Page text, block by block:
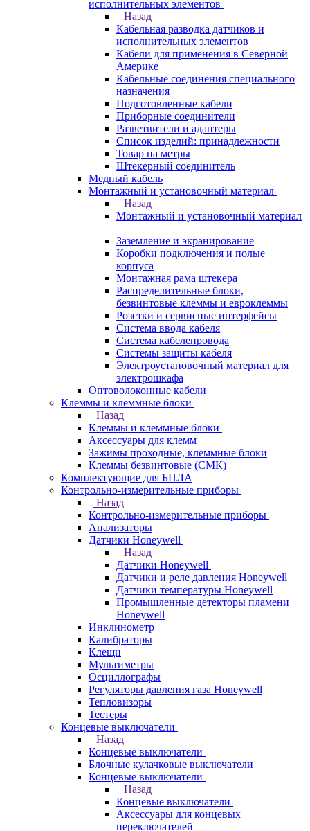
исполнительных элементов
Назад
Кабельная разводка датчиков и
исполнительных элементов
Кабели для применения в Северной
Америке
Кабельные соединения специального
назначения
Подготовленные кабели
Приборные соединители
Разветвители и адаптеры
Список изделий: принадлежности
Товар на метры
Штекерный соединитель
Медный кабель
Монтажный и установочный материал
Назад
Монтажный и установочный материал
Заземление и экранирование
Коробки подключения и полые
корпуса
Монтажная рама штекера
Распределительные блоки,
безвинтовые клеммы и евроклеммы
Розетки и сервисные интерфейсы
Система ввода кабеля
Система кабелепровода
Системы защиты кабеля
Электроустановочный материал для
электрошкафа
Оптоволоконные кабели
Клеммы и клеммные блоки
Назад
Клеммы и клеммные блоки
Аксессуары для клемм
Зажимы проходные, клеммные блоки
Клеммы безвинтовые (СМК)
Комплектующие для БПЛА
Контрольно-измерительные приборы
Назад
Контрольно-измерительные приборы
Анализаторы
Датчики Honeywell
Назад
Датчики Honeywell
Датчики и реле давления Honeywell
Датчики температуры Honeywell
Промышленные детекторы пламени
Honeywell
Инклинометр
Калибраторы
Клещи
Мультиметры
Осциллографы
Регуляторы давления газа Honeywell
Тепловизоры
Тестеры
Концевые выключатели
Назад
Концевые выключатели
Блочные кулачковые выключатели
Концевые выключатели
Назад
Концевые выключатели
Аксессуары для концевых
переключателей